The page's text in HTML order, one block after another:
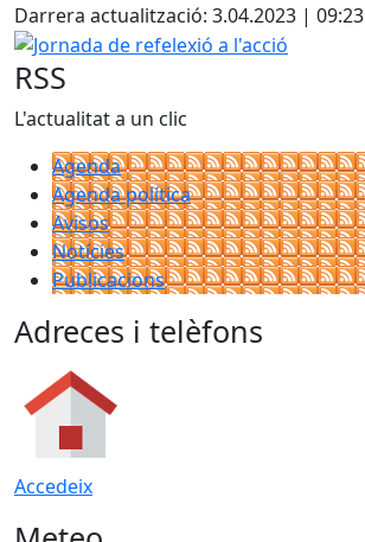
Darrera actualització: 3.04.2023 | 09:23
Jornada de refelexió a l'acció
RSS
L'actualitat a un clic
Agenda
Agenda política
Avisos
Notícies
Publicacions
Adreces i telèfons
Accedeix